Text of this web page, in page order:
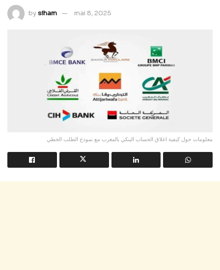
bysiham mai 8, 2025
معلومات حول كيفية اغلاق الحساب البنكي بالمغرب مع نموذج الطلب الخطي